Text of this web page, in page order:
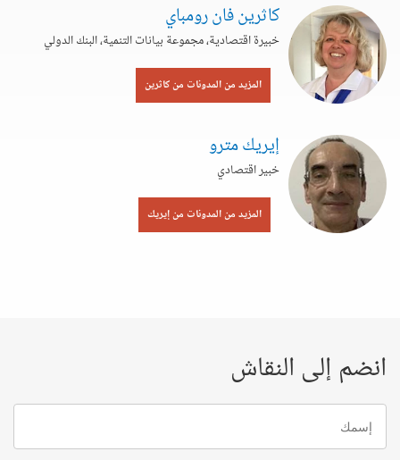
كاثرين فان رومباي
خبيرة اقتصادية، مجموعة بيانات التنمية، البنك الدولي
المزيد من المدونات من كاثرين
إيريك مترو
خبير اقتصادي
المزيد من المدونات من إيريك
انضم إلى النقاش
إسمك